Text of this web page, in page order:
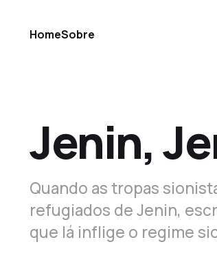
HomeSobre
Jenin,
Quando as tropas
refugiados de Jenin,
que lá inflige o regime